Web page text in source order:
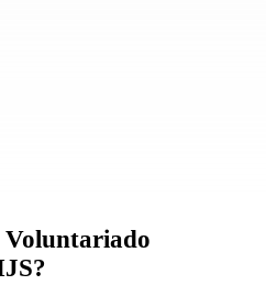
Voluntariado